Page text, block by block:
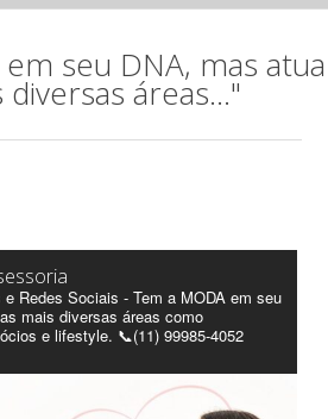
seu DNA, mas atua
diversas áreas..."
Redes Sociais - Tem a MODA em seu
mais diversas áreas como
e lifestyle. 📞(11) 99985-4052